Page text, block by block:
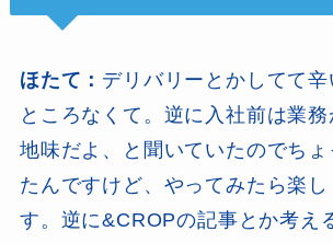
ほたて： デリバリーとかしてて
ところなくて。逆に入社前は業務
地味だよ、と聞いていたのでちょ
たんですけど、やってみたら楽し
す。逆に&CROPの記事とか考え